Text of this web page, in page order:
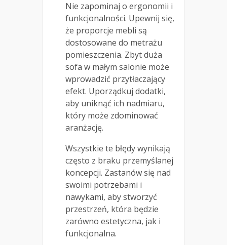
Nie zapominaj o ergonomii i
funkcjonalności. Upewnij się,
że proporcje mebli są
dostosowane do metrażu
pomieszczenia. Zbyt duża
sofa w małym salonie może
wprowadzić przytłaczający
efekt. Uporządkuj dodatki,
aby uniknąć ich nadmiaru,
który może zdominować
aranżację.
Wszystkie te błędy wynikają
często z braku przemyślanej
koncepcji. Zastanów się nad
swoimi potrzebami i
nawykami, aby stworzyć
przestrzeń, która będzie
zarówno estetyczna, jak i
funkcjonalna.